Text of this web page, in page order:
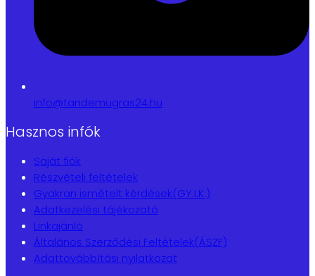
info@tandemugras24.hu
Hasznos infók
Saját fiók
Részvételi feltételek
Gyakran ismételt kérdések(GY.I.K.)
Adatkezelési tájékozató
Linkajánló
Általános Szerződési Feltételek(ÁSZF)
Adattovábbítási nyilatkozat